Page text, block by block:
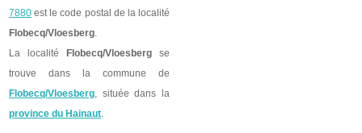
7880 est le code postal de la localité
Flobecq/Vloesberg.
La localité
Flobecq/Vloesberg se
trouve dans la commune de
Flobecq/Vloesberg, située dans la
province du Hainaut.